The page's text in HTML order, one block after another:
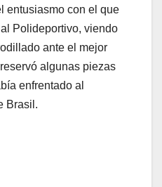
entusiasmo con el que
Polideportivo, viendo
ante el mejor
algunas piezas
enfrentado al
Brasil.